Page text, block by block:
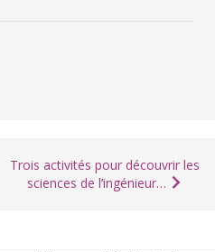
Trois activités pour découvrir les
sciences de l’ingénieur…